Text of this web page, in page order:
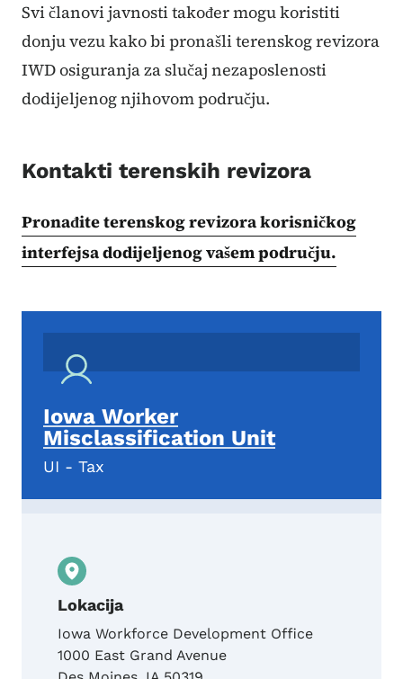
Svi članovi javnosti također mogu koristiti
donju vezu kako bi pronašli terenskog revizora
IWD osiguranja za slučaj nezaposlenosti
dodijeljenog njihovom području.
Kontakti terenskih revizora
Pronađite terenskog revizora korisničkog
interfejsa dodijeljenog vašem području.
Iowa Worker
Misclassification Unit
UI - Tax
Lokacija
Iowa Workforce Development Office
1000 East Grand Avenue